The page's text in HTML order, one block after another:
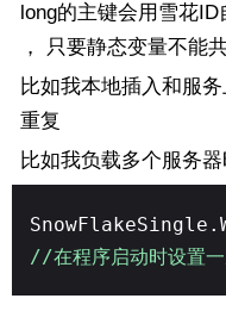
long的主键会用雪花
， 只要静态变量不能
比如我本地插入和服
重复
比如我负载多个服务
//在程序启动时设置